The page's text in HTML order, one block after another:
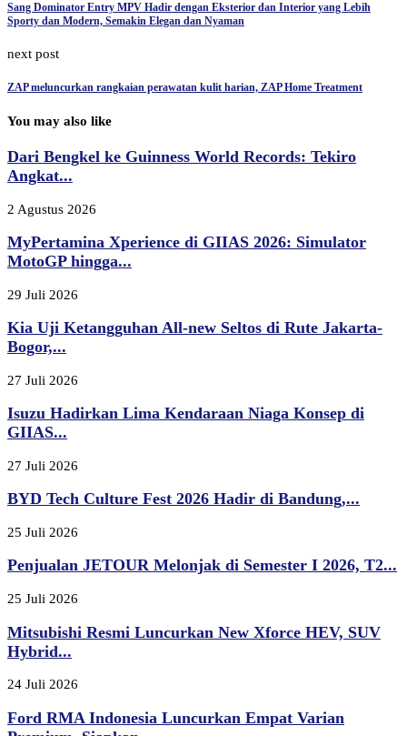
Sang Dominator Entry MPV Hadir dengan Eksterior dan Interior yang Lebih
Sporty dan Modern, Semakin Elegan dan Nyaman
next post
ZAP meluncurkan rangkaian perawatan kulit harian, ZAP Home Treatment
You may also like
Dari Bengkel ke Guinness World Records: Tekiro
Angkat...
2 Agustus 2026
MyPertamina Xperience di GIIAS 2026: Simulator
MotoGP hingga...
29 Juli 2026
Kia Uji Ketangguhan All-new Seltos di Rute Jakarta-
Bogor,...
27 Juli 2026
Isuzu Hadirkan Lima Kendaraan Niaga Konsep di
GIIAS...
27 Juli 2026
BYD Tech Culture Fest 2026 Hadir di Bandung,...
25 Juli 2026
Penjualan JETOUR Melonjak di Semester I 2026, T2...
25 Juli 2026
Mitsubishi Resmi Luncurkan New Xforce HEV, SUV
Hybrid...
24 Juli 2026
Ford RMA Indonesia Luncurkan Empat Varian